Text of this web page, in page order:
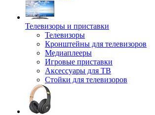
Телевизоры и приставки
Телевизоры
Кронштейны для телевизоров
Медиаплееры
Игровые приставки
Аксессуары для ТВ
Стойки для телевизоров